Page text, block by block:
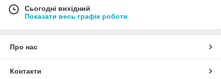
Сьогодні вихідний
Показати весь графік роботи
Про нас
Контакти